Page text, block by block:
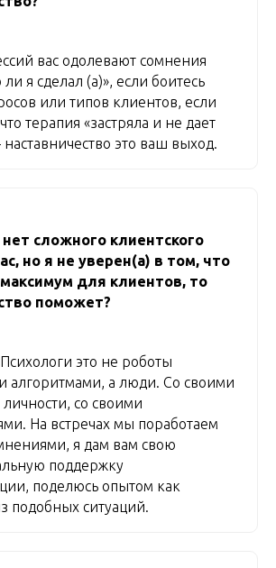
вас одолевают сомнения
я сделал (а)», если боитесь
или типов клиентов, если
терапия «застряла и не дает
наставничество это ваш выход.
сложного клиентского
но я не уверен(а) в том, что
для клиентов, то
поможет?
это не роботы
алгоритмами, а люди. Со своими
со своими
На встречах мы поработаем
я дам вам свою
поддержку
поделюсь опытом как
подобных ситуаций.